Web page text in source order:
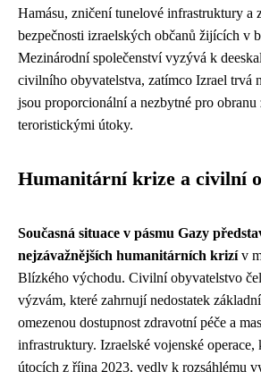
Hamásu, zničení tunelové infrastruktury a
bezpečnosti izraelských občanů žijících v
Mezinárodní společenství vyzývá k
civilního obyvatelstva, zatímco Izrael trvá
jsou proporcionální a nezbytné pro obranu
teroristickými útoky.
Humanitární krize a civilní
Současná situace v pásmu Gazy
nejzávažnějších humanitárních krizív
Blízkého východu. Civilní obyvatelstvo
výzvám, které zahrnují nedostatek
omezenou dostupnost zdravotní péče a
infrastruktury. Izraelské vojenské operace,
útocích z října 2023, vedly k rozsáhlému